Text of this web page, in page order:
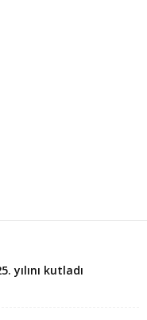
yılını kutladı